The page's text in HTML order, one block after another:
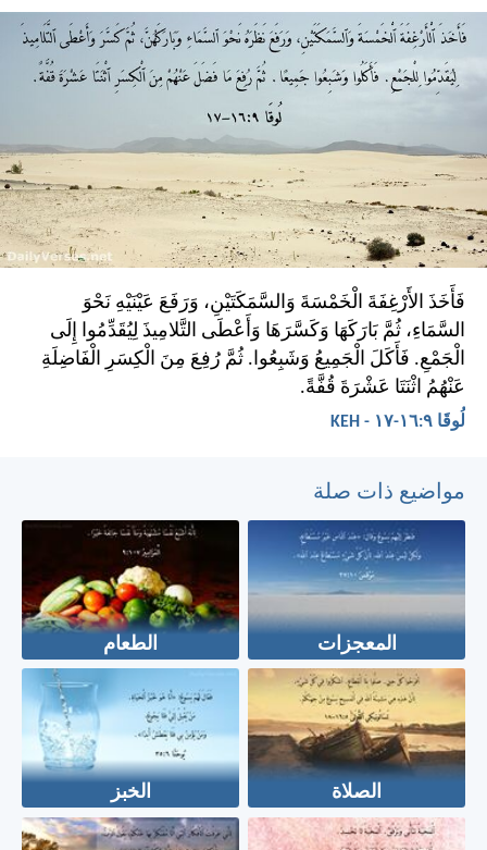
فَأَخَذَ الأَرْغِفَةَ الْخَمْسَةَ وَالسَّمَكَتَيْنِ، وَرَفَعَ عَيْنَيْهِ نَحْوَ
السَّمَاءِ، ثُمَّ بَارَكَهَا وَكَسَّرَهَا وَأَعْطَى التَّلامِيذَ لِيُقَدِّمُوا إِلَى
الْجَمْعِ. فَأَكَلَ الْجَمِيعُ وَشَبِعُوا. ثُمَّ رُفِعَ مِنَ الْكِسَرِ الْفَاضِلَةِ
عَنْهُمُ اثْنَتَا عَشْرَةَ قُفَّةً.
لُوقَا ٩:‏١٦-‏١٧ - KEH
مواضيع ذات صلة
المعجزات الطعام
الصلاة الخبز